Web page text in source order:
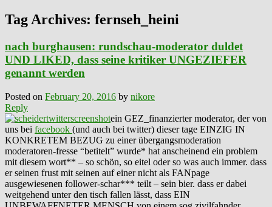
Tag Archives: fernseh_heini
nach burghausen: rundschau-moderator duldet
UND LIKED, dass seine kritiker UNGEZIEFER
genannt werden
Posted on February 20, 2016 by nikore
Reply
ein GEZ_finanzierter moderator, der von
uns bei facebook (und auch bei twitter) dieser tage EINZIG IN
KONKRETEM BEZUG zu einer übergangsmoderation
moderatoren-fresse “betitelt” wurde* hat anscheinend ein problem
mit diesem wort** – so schön, so eitel oder so was auch immer. dass
er seinen frust mit seinen auf einer nicht als FANpage
ausgewiesenen follower-schar*** teilt – sein bier. dass er dabei
weitgehend unter den tisch fallen lässt, dass EIN